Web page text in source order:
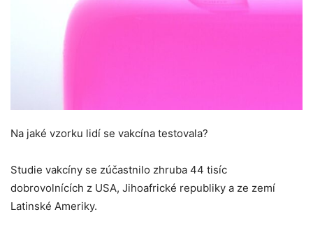
Na jaké vzorku lidí se vakcína testovala?
Studie vakcíny se zúčastnilo zhruba 44 tisíc
dobrovolnících z USA, Jihoafrické republiky a ze zemí
Latinské Ameriky.